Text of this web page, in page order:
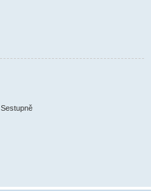
Sestupně